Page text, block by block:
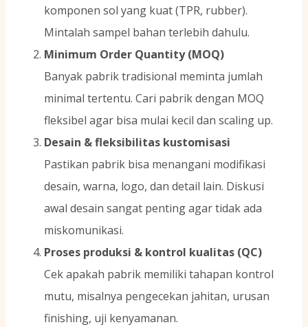
komponen sol yang kuat (TPR, rubber).
Mintalah sampel bahan terlebih dahulu.
Minimum Order Quantity (MOQ)
Banyak pabrik tradisional meminta jumlah
minimal tertentu. Cari pabrik dengan MOQ
fleksibel agar bisa mulai kecil dan scaling up.
Desain & fleksibilitas kustomisasi
Pastikan pabrik bisa menangani modifikasi
desain, warna, logo, dan detail lain. Diskusi
awal desain sangat penting agar tidak ada
miskomunikasi.
Proses produksi & kontrol kualitas (QC)
Cek apakah pabrik memiliki tahapan kontrol
mutu, misalnya pengecekan jahitan, urusan
finishing, uji kenyamanan.